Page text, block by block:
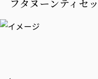
フタヌーンティセ